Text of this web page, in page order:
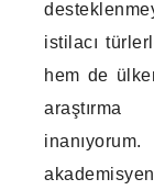
istilacı
hem de
araştırma